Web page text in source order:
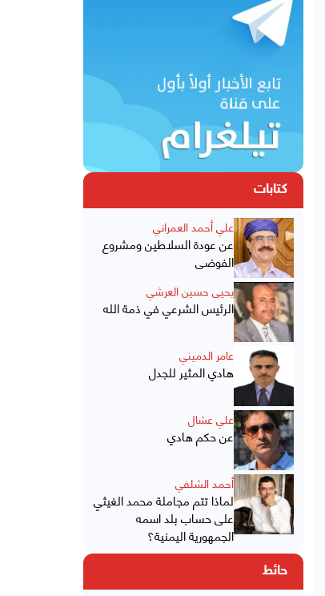
كتابات
علي أحمد العمراني
عن عودة السلاطين ومشروع
الفوضى
يحيى حسين العرشي
الرئيس الشرعي في ذمة الله
عامر الدميني
هادي المثير للجدل
علي عشال
عن حكم هادي
أحمد الشلفي
لماذا تتم مجاملة محمد الغيثي
على حساب بلد اسمه
الجمهورية اليمنية؟
حائط